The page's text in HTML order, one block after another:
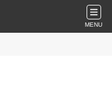
MENU